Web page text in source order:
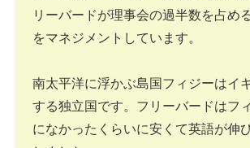
リーバードが理事会の過半数を占め
をマネジメントしています。
南太平洋に浮かぶ島国フィジーはイ
する独立国です。フリーバードはフ
になかったくらいに安くて英語が伸